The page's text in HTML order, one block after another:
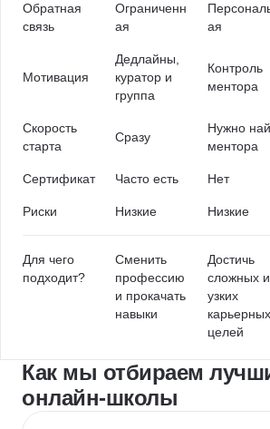
Обратная
связь
Ограниченн
ая
ая
Мотивация
Дедлайны,
куратор и
группа
Контроль
ментора
Скорость
старта
Сразу
Нужно
ментора
Сертификат Часто есть Нет
Риски Низкие Низкие
Для чего
подходит?
Сменить
профессию
и прокачать
навыки
Достичь
сложных
узких
карьерных
целей
Как мы отбираем
онлайн-школы